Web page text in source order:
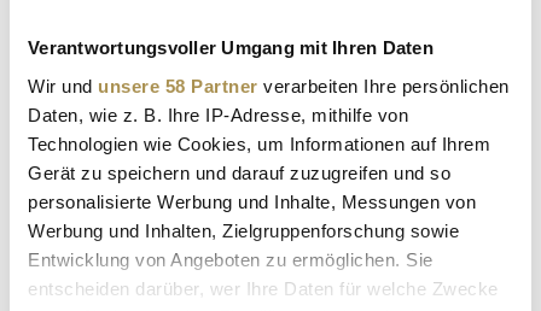
Verantwortungsvoller Umgang mit Ihren Daten
Wir und unsere 58 Partner verarbeiten Ihre persönlichen
Daten, wie z. B. Ihre IP-Adresse, mithilfe von
Technologien wie Cookies, um Informationen auf Ihrem
Gerät zu speichern und darauf zuzugreifen und so
personalisierte Werbung und Inhalte, Messungen von
Werbung und Inhalten, Zielgruppenforschung sowie
Entwicklung von Angeboten zu ermöglichen. Sie
entscheiden darüber, wer Ihre Daten für welche Zwecke